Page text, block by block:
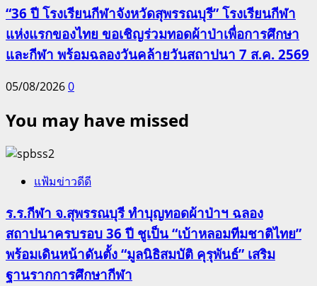
“36 ปี โรงเรียนกีฬาจังหวัดสุพรรณบุรี” โรงเรียนกีฬา
แห่งแรกของไทย ขอเชิญร่วมทอดผ้าป่าเพื่อการศึกษา
และกีฬา พร้อมฉลองวันคล้ายวันสถาปนา 7 ส.ค. 2569
05/08/20260
You may have missed
แฟ้มข่าวดีดี
ร.ร.กีฬา จ.สุพรรณบุรี ทำบุญทอดผ้าป่าฯ ฉลอง
สถาปนาครบรอบ 36 ปี ชูเป็น “เบ้าหลอมทีมชาติไทย”
พร้อมเดินหน้าดันตั้ง “มูลนิธิสมบัติ คุรุพันธ์” เสริม
ฐานรากการศึกษากีฬา